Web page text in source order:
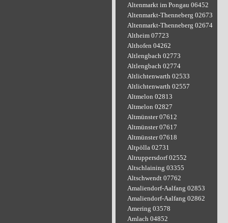
Altenmarkt im Pongau 06452
Altenmarkt-Thenneberg 02673
Altenmarkt-Thenneberg 02674
Altheim 07723
Althofen 04262
Altlengbach 02773
Altlengbach 02774
Altlichtenwarth 02533
Altlichtenwarth 02557
Altmelon 02813
Altmelon 02827
Altmünster 07612
Altmünster 07617
Altmünster 07618
Altpölla 02731
Altruppersdorf 02552
Altschlaining 03355
Altschwendt 07762
Amaliendorf-Aalfang 02853
Amaliendorf-Aalfang 02862
Amering 03578
Amlach 04852